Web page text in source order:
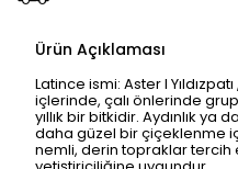
Ürün Açıklaması
Latince ismi: Aster l
içlerinde, çalı önlerinde
yıllık bir bitkidir. Aydınlık
daha güzel bir çiçeklenme
nemli, derin topraklar tercih